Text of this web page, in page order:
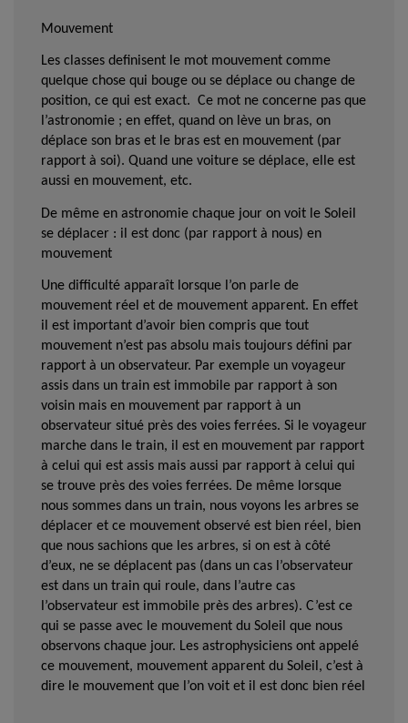
Mouvement
Les classes definisent le mot mouvement comme
quelque chose qui bouge ou se déplace ou change de
position, ce qui est exact. Ce mot ne concerne pas que
l’astronomie ; en effet, quand on lève un bras, on
déplace son bras et le bras est en mouvement (par
rapport à soi). Quand une voiture se déplace, elle est
aussi en mouvement, etc.
De même en astronomie chaque jour on voit le Soleil
se déplacer : il est donc (par rapport à nous) en
mouvement
Une difficulté apparaît lorsque l’on parle de
mouvement réel et de mouvement apparent. En effet
il est important d’avoir bien compris que tout
mouvement n’est pas absolu mais toujours défini par
rapport à un observateur. Par exemple un voyageur
assis dans un train est immobile par rapport à son
voisin mais en mouvement par rapport à un
observateur situé près des voies ferrées. Si le voyageur
marche dans le train, il est en mouvement par rapport
à celui qui est assis mais aussi par rapport à celui qui
se trouve près des voies ferrées. De même lorsque
nous sommes dans un train, nous voyons les arbres se
déplacer et ce mouvement observé est bien réel, bien
que nous sachions que les arbres, si on est à côté
d’eux, ne se déplacent pas (dans un cas l’observateur
est dans un train qui roule, dans l’autre cas
l’observateur est immobile près des arbres). C’est ce
qui se passe avec le mouvement du Soleil que nous
observons chaque jour. Les astrophysiciens ont appelé
ce mouvement, mouvement apparent du Soleil, c’est à
dire le mouvement que l’on voit et il est donc bien réel